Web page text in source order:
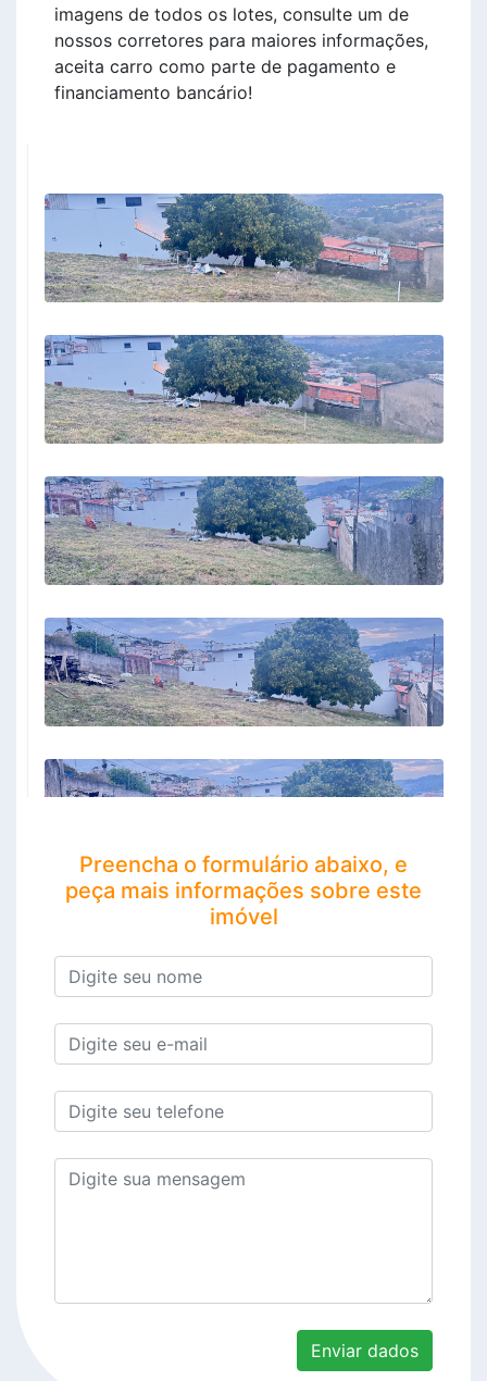
imagens de todos os lotes, consulte um de
nossos corretores para maiores informações,
aceita carro como parte de pagamento e
financiamento bancário!
Preencha o formulário abaixo, e
peça mais informações sobre este
imóvel
Enviar dados